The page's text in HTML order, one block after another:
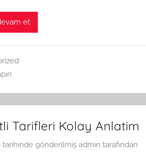
et
Tarifleri Kolay Anlatim
tarihinde gönderilmiş admin tarafından